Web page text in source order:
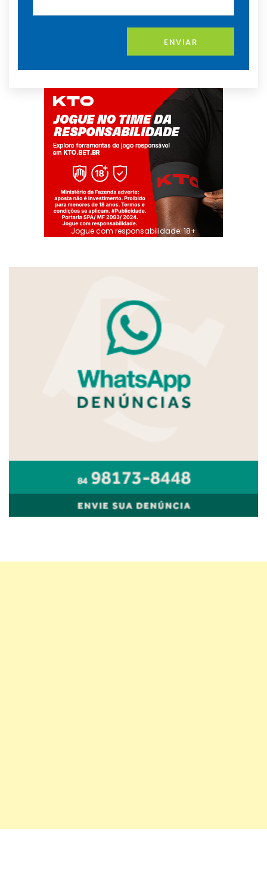
ENVIAR
Jogue com responsabilidade. 18+